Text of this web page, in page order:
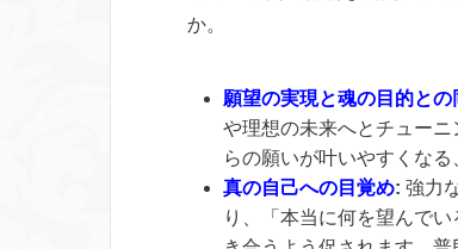
か。
願望の実現と魂の目的との
や理想の未来へとチュー
らの願いが叶いやすくな
真の自己への目覚め: 強力
り、「本当に何を望んで